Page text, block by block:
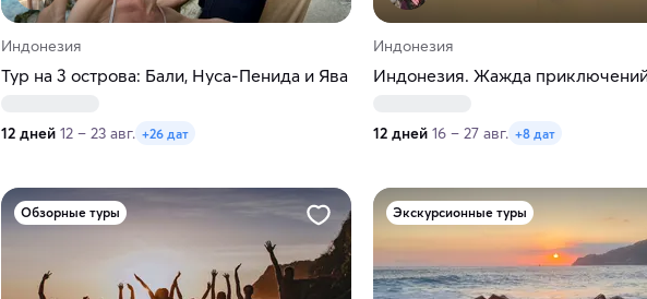
Индонезия
Тур на 3 острова: Бали, Нуса-Пенида и Ява
12 дней 12 – 23 авг. +26 дат
Индонезия
Индонезия. Жажда
12 дней 16 – 27 авг. +8 дат
Обзорные туры Экскурсионные туры